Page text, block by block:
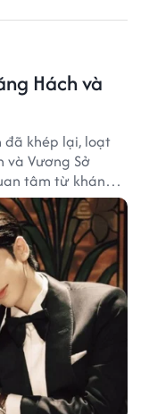
Hách và
đã khép lại, loạt
và Vương Sở
tâm từ khán